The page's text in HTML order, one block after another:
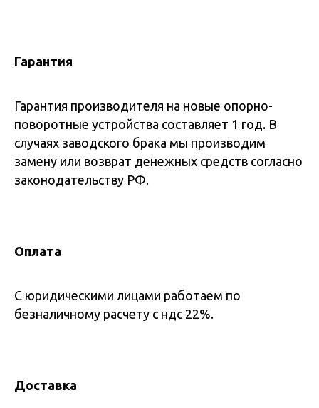
Гарантия
Гарантия производителя на новые опорно-
поворотные устройства составляет 1 год. В
случаях заводского брака мы производим
замену или возврат денежных средств согласно
законодательству РФ.
Оплата
С юридическими лицами работаем по
безналичному расчету с ндс 22%.
Доставка